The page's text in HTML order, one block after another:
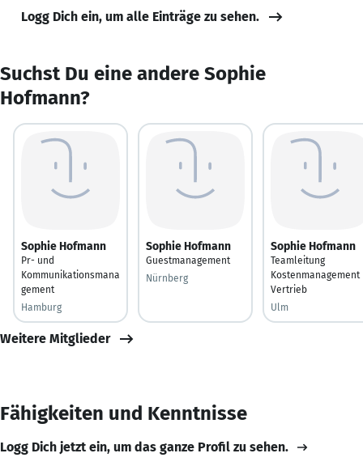
Logg Dich ein, um alle Einträge zu sehen.
Suchst Du eine andere Sophie
Hofmann?
Sophie Hofmann
Pr- und
Kommunikationsmana
gement
Hamburg
Sophie Hofmann
Guestmanagement
Nürnberg
Sophie Hofmann
Teamleitung
Kostenmanagement
Vertrieb
Ulm
Weitere Mitglieder
Fähigkeiten und Kenntnisse
Logg Dich jetzt ein, um das ganze Profil zu sehen.